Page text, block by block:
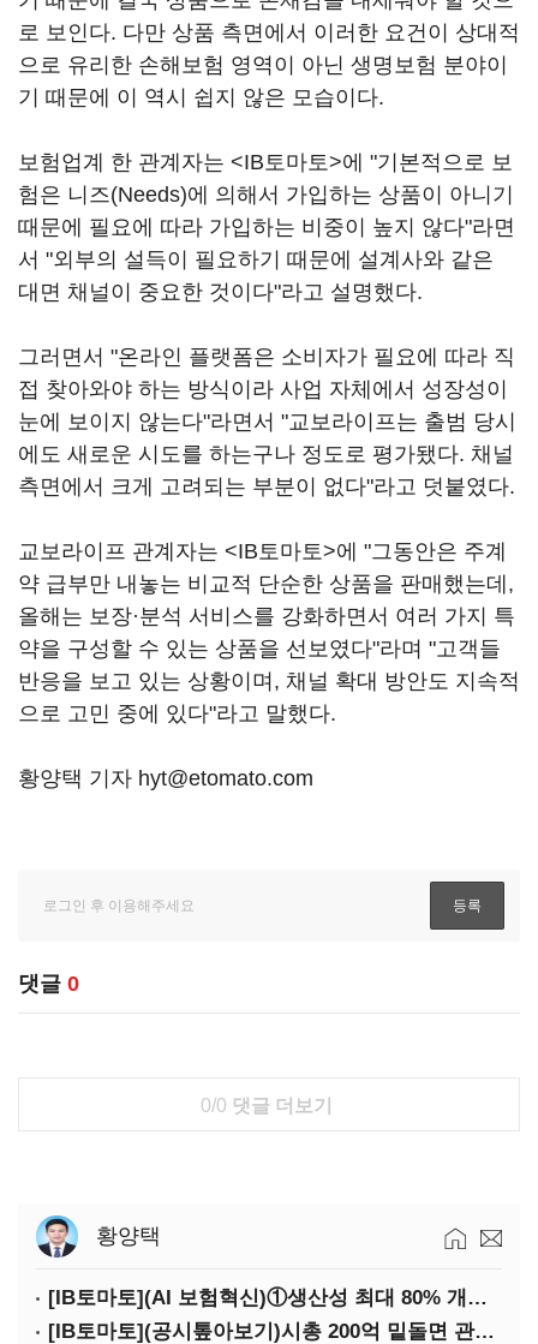
로 보인다. 다만 상품 측면에서 이러한 요건이 상대적
으로 유리한 손해보험 영역이 아닌 생명보험 분야이
기 때문에 이 역시 쉽지 않은 모습이다.
보험업계 한 관계자는 <IB토마토>에 "기본적으로 보
험은 니즈(Needs)에 의해서 가입하는 상품이 아니기
때문에 필요에 따라 가입하는 비중이 높지 않다"라면
서 "외부의 설득이 필요하기 때문에 설계사와 같은
대면 채널이 중요한 것이다"라고 설명했다.
그러면서 "온라인 플랫폼은 소비자가 필요에 따라 직
접 찾아와야 하는 방식이라 사업 자체에서 성장성이
눈에 보이지 않는다"라면서 "교보라이프는 출범 당시
에도 새로운 시도를 하는구나 정도로 평가됐다. 채널
측면에서 크게 고려되는 부분이 없다"라고 덧붙였다.
교보라이프 관계자는 <IB토마토>에 "그동안은 주계
약 급부만 내놓는 비교적 단순한 상품을 판매했는데,
올해는 보장·분석 서비스를 강화하면서 여러 가지 특
약을 구성할 수 있는 상품을 선보였다"라며 "고객들
반응을 보고 있는 상황이며, 채널 확대 방안도 지속적
으로 고민 중에 있다"라고 말했다.
황양택 기자 hyt@etomato.com
댓글 0
0/0 댓글 더보기
황양택
[IB토마토](AI 보험혁신)①생산성 최대 80% 개선…현실은 '실행 격차'
[IB토마토](공시톺아보기)시총 200억 밑돌면 관리종목…상폐 피하려면